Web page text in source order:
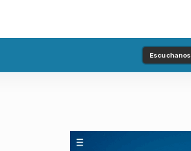
Escuchanos